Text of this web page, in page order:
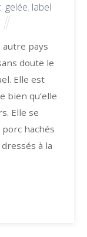
, gelée, label
pays
doute le
Elle est
bien qu’elle
Elle se
hachés
à la